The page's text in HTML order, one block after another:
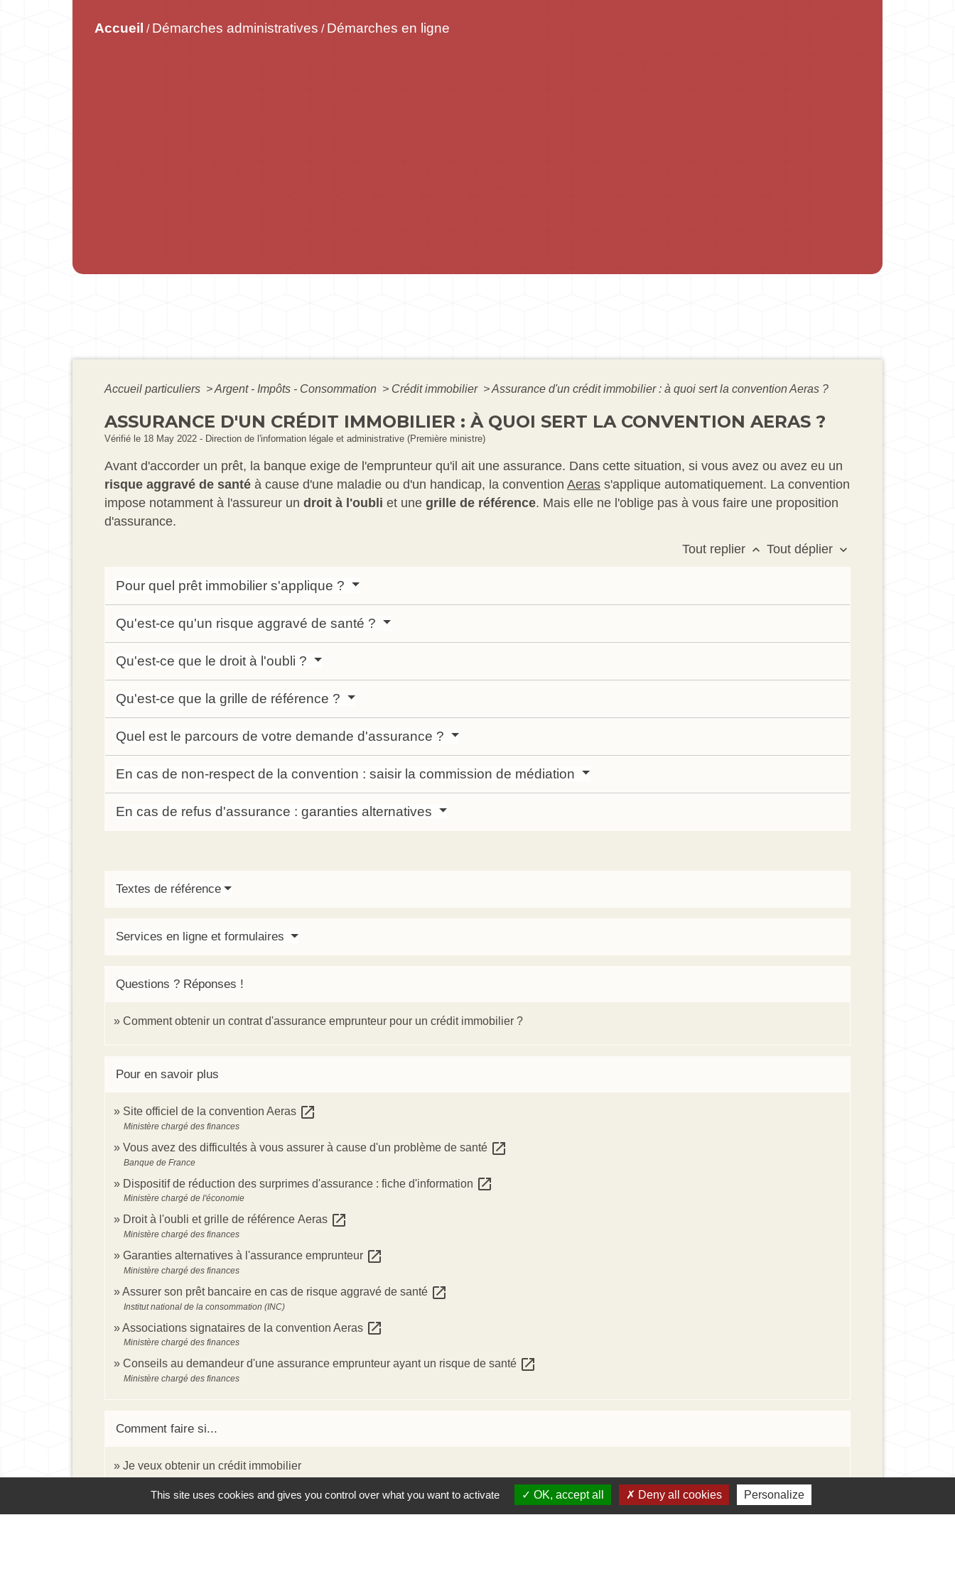
Accueil / Démarches administratives / Démarches en ligne
Accueil particuliers >Argent - Impôts - Consommation > Crédit immobilier >Assurance d'un crédit immobilier : à quoi sert la convention Aeras ?
ASSURANCE D'UN CRÉDIT IMMOBILIER : À QUOI SERT LA CONVENTION AERAS ?
Vérifié le 18 May 2022 - Direction de l'information légale et administrative (Première ministre)
Avant d'accorder un prêt, la banque exige de l'emprunteur qu'il ait une assurance. Dans cette situation, si vous avez ou avez eu un
risque aggravé de santé à cause d'une maladie ou d'un handicap, la convention Aeras s'applique automatiquement. La convention
impose notamment à l'assureur un droit à l'oubli et une grille de référence. Mais elle ne l'oblige pas à vous faire une proposition
d'assurance.
Tout replier keyboard_arrow_up Tout déplier keyboard_arrow_down
Pour quel prêt immobilier s'applique ?
Qu'est-ce qu'un risque aggravé de santé ?
Qu'est-ce que le droit à l'oubli ?
Qu'est-ce que la grille de référence ?
Quel est le parcours de votre demande d'assurance ?
En cas de non-respect de la convention : saisir la commission de médiation
En cas de refus d'assurance : garanties alternatives
Textes de référence
Services en ligne et formulaires
Questions ? Réponses !
Comment obtenir un contrat d'assurance emprunteur pour un crédit immobilier ?
Pour en savoir plus
Site officiel de la convention Aeras open_in_new
Ministère chargé des finances
Vous avez des difficultés à vous assurer à cause d'un problème de santé open_in_new
Banque de France
Dispositif de réduction des surprimes d'assurance : fiche d'information open_in_new
Ministère chargé de l'économie
Droit à l'oubli et grille de référence Aeras open_in_new
Ministère chargé des finances
Garanties alternatives à l'assurance emprunteur open_in_new
Ministère chargé des finances
Assurer son prêt bancaire en cas de risque aggravé de santé open_in_new
Institut national de la consommation (INC)
Associations signataires de la convention Aeras open_in_new
Ministère chargé des finances
Conseils au demandeur d'une assurance emprunteur ayant un risque de santé open_in_new
Ministère chargé des finances
Comment faire si...
Je veux obtenir un crédit immobilier
This site uses cookies and gives you control over what you want to activate OK, accept all Deny all cookies Personalize